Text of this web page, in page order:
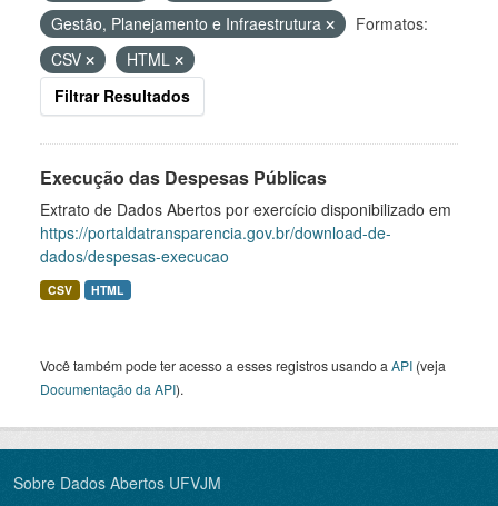
Gestão, Planejamento e Infraestrutura
Formatos:
CSV
HTML
Filtrar Resultados
Execução das Despesas Públicas
Extrato de Dados Abertos por exercício disponibilizado em
https://portaldatransparencia.gov.br/download-de-
dados/despesas-execucao
CSV HTML
Você também pode ter acesso a esses registros usando a API (veja
Documentação da API).
Sobre Dados Abertos UFVJM